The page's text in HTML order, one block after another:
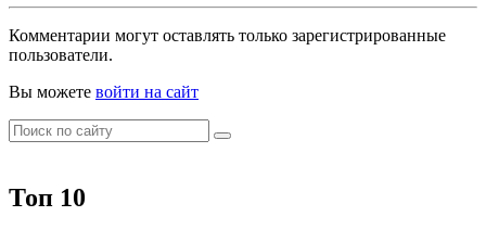
Комментарии могут оставлять только зарегистрированные
пользователи.
Вы можете войти на сайт
Топ 10